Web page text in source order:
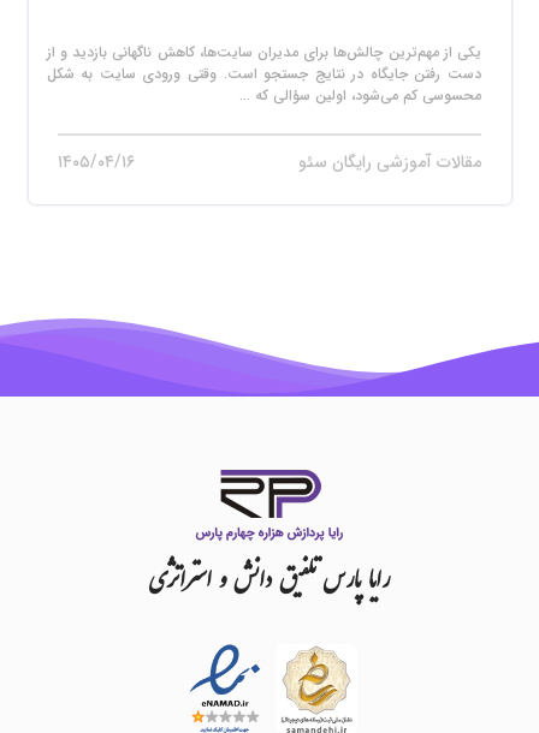
یکی از مهم‌ترین چالش‌ها برای مدیران سایت‌ها، کاهش ناگهانی بازدید و از
دست رفتن جایگاه در نتایج جستجو است. وقتی ورودی سایت به شکل
محسوسی کم می‌شود، اولین سؤالی که ...
مقالات آموزشی رایگان سئو ۱۴۰۵/۰۴/۱۶
رایاپارستلفیقدانشواستراتژی